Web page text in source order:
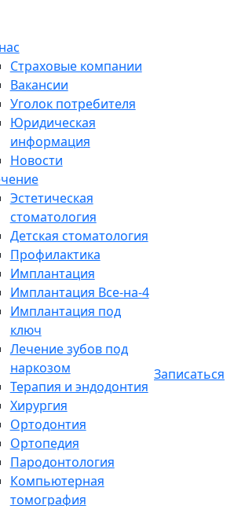
Страховые компании
Вакансии
Уголок потребителя
Юридическая
информация
Новости
Эстетическая
стоматология
Детская стоматология
Профилактика
Имплантация
Имплантация Все-на-4
Имплантация под
ключ
Лечение зубов под
наркозом
Терапия и эндодонтия
Хирургия
Ортодонтия
Ортопедия
Пародонтология
Компьютерная
томография
Записаться